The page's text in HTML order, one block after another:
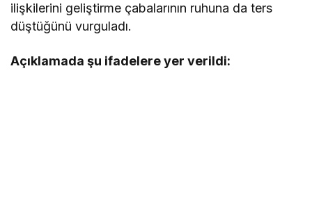
ilişkilerini geliştirme çabalarının ruhuna da ters
düştüğünü vurguladı.
Açıklamada şu ifadelere yer verildi: